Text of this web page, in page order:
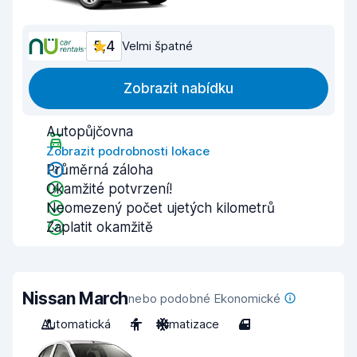
5,4 Velmi špatné
Zobrazit nabídku
Autopůjčovna
Zobrazit podrobnosti lokace
Průměrná záloha
Okamžité potvrzení!
Neomezený počet ujetých kilometrů
Zaplatit okamžitě
Nissan Marchnebo podobné Ekonomické
Automatická
4 Klimatizace 4